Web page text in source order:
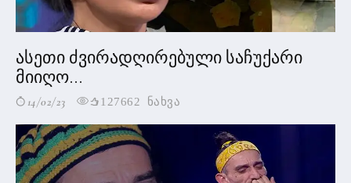
ასეთი ძვირადღირებული საჩუქარი
მიიღო...
14/02/23 127662 ნახვა